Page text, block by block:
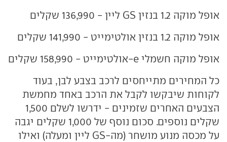
אופל מוקה 1.2 בנזין GS ליין - 136,990 שקלים
אופל מוקה 1.2 בנזין אולטימייט - 141,990 שקלים
אופל מוקה חשמלי e-אולטימייט - 158,990 שקלים
כל המחירים מתייחסים לרכב בצבע לבן, בעוד
לקוחות שיבקשו לקבל את הרכב באחד מחמשת
הצבעים האחרים שזמינים - ידרשו לשלם 1,500
שקלים נוספים. סכום נוסף של 1,000 שקלים יגבה
על מכסה מנוע מושחר (מה-GS ליין ומעלה) ואילו